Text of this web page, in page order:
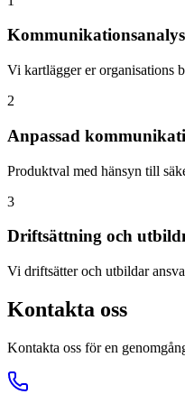
Kommunikationsanalys
Vi kartlägger er organisations
2
Anpassad
Produktval med hänsyn till
3
Driftsättning och
Vi driftsätter och utbildar
Kontakta oss
Kontakta oss för en